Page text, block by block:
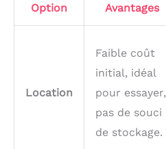
Option Avantages
Location
Faible coût
initial, idéal
pour essayer,
pas de souci
de stockage.